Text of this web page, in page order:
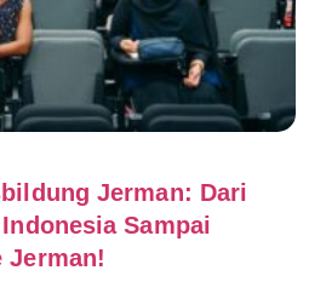
Jerman: Dari
Sampai
Jerman!